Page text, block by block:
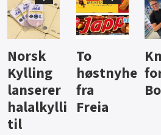
Knalltall
for Açai
Bowl
Aass vil
bli
førstevalg
i lite-